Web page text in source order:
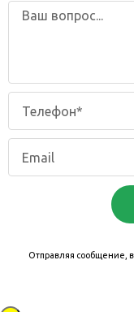
Отправляя сообщение,